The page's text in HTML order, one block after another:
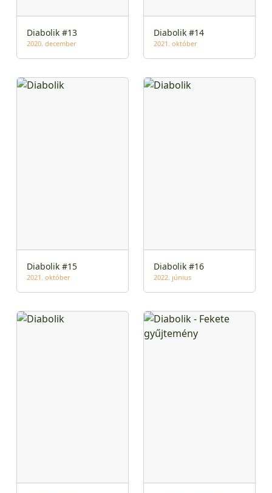
Diabolik #13
2020. december
Diabolik #14
2021. október
Diabolik #15
2021. október
Diabolik #16
2022. június